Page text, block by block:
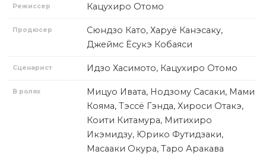
Режиссер Кацухиро Отомо
Продюсер
Сюндзо Като, Харуё Канэсаку,
Джеймс Ёсукэ Кобаяси
Сценарист Идзо Хасимото, Кацухиро Отомо
В ролях
Мицуо Ивата, Нодзому Сасаки, Мами
Кояма, Тэссё Гэнда, Хироси Отакэ,
Коити Китамура, Митихиро
Икэмидзу, Юрико Футидзаки,
Масааки Окура, Таро Аракава